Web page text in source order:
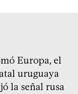
Europa, el
uruguaya
la señal rusa